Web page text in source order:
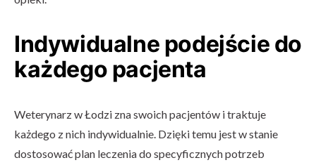
Indywidualne podejście do
każdego pacjenta
Weterynarz w Łodzi zna swoich pacjentów i traktuje
każdego z nich indywidualnie. Dzięki temu jest w stanie
dostosować plan leczenia do specyficznych potrzeb